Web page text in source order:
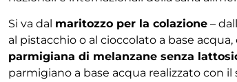
Si va dal maritozzo per la colazione –
al pistacchio o al cioccolato a base
parmigiana di melanzane senza
parmigiano a base acqua realizzato con il